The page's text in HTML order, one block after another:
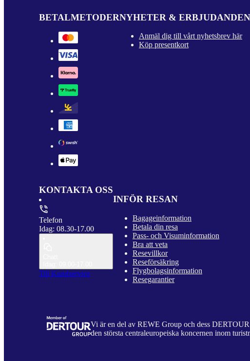
BETALMETODERNYHETER & ERBJUDANDEN
Anmäl dig till vårt nyhetsbrev här
Köp presentkort
KONTAKTA OSS
Telefon
Idag: 08.30-17.00
Till Kundservice
INFÖR RESAN
Bagageinformation
Betala din resa
Pass- och Visuminformation
Bra att veta
Resevillkor
Reseförsäkring
Flygbolagsinformation
Resegarantier
Vi är en del av REWE Group och dess
den största centraleuropeiska koncernen inom